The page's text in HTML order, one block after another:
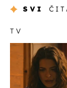
SVI
TV